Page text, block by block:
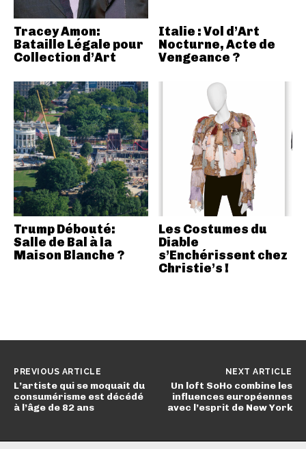
Tracey Amon:
Bataille Légale pour
Collection d’Art
Italie : Vol d’Art
Nocturne, Acte de
Vengeance ?
Trump Débouté:
Salle de Bal à la
Maison Blanche ?
Les Costumes du
Diable
s’Enchérissent chez
Christie’s !
PREVIOUS ARTICLE
L’artiste qui se moquait du
consumérisme est décédé
à l’âge de 82 ans
NEXT ARTICLE
Un loft SoHo combine les
influences européennes
avec l’esprit de New York